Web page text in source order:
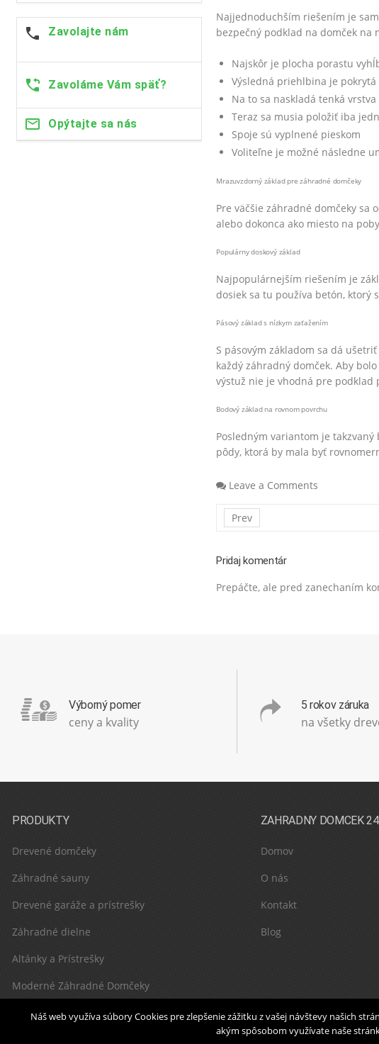
Najjednoduchším riešením je
bezpečný podklad na domček na
Najskôr je plocha porastu
Výsledná priehlbina je
Na to sa naskladá tenká vrstva
Teraz sa musia položiť iba
Spoje sú vyplnené pieskom
Voliteľne je možné následne
Mrazuvzdorný základ pre záhradné domčeky
Pre väčšie záhradné domčeky
alebo dokonca ako miesto na
Populárny doskový základ
Najpopulárnejším riešením je
dosiek sa tu používa betón, ktorý
Pásový základ s nízkym zaťažením
S pásovým základom sa dá
každý záhradný domček. Aby
výstuž nie je vhodná pre podklad
Bodový základ na rovnom povrchu
Posledným variantom je
pôdy, ktorá by mala byť
Leave a Comments
Prev
Pridaj komentár
Prepáčte, ale pred zanechaním
Zavolajte nám
Zavoláme Vám späť?
Opýtajte sa nás
Výborný pomer
ceny a kvality
5 rokov záruka
na všetky
PRODUKTY
Drevené domčeky
Záhradné sauny
Drevené garáže a prístrešky
Záhradné dielne
Altánky a Prístrešky
Moderné Záhradné Domčeky
ZAHRADNY DOMCEK 24
Domov
O nás
Kontakt
Blog
Náš web využíva súbory Cookies pre zlepšenie zážitku z vašej návštevy našich
akým spôsobom využívate naše